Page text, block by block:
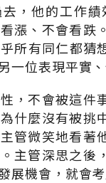
，他的工作
漲、不會看跌
所有同仁都
一位表現平實
，不會被這件
什麼沒有被挑
管微笑地看著
主管深思之後
展機會，就會